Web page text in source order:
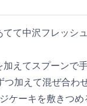
て中沢フレッシ
えてスプーンで手
加えて混ぜ合わせ
ケーキを敷きつめ